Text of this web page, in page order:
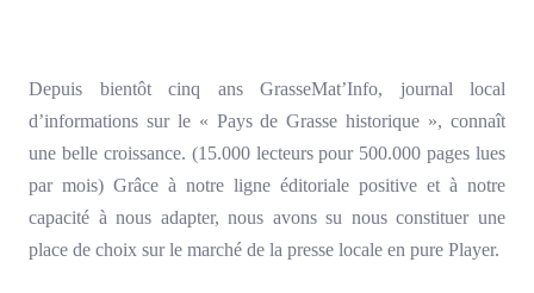
Depuis bientôt cinq ans GrasseMat’Info, journal local
d’informations sur le « Pays de Grasse historique », connaît
une belle croissance. (15.000 lecteurs pour 500.000 pages lues
par mois) Grâce à notre ligne éditoriale positive et à notre
capacité à nous adapter, nous avons su nous constituer une
place de choix sur le marché de la presse locale en pure Player.